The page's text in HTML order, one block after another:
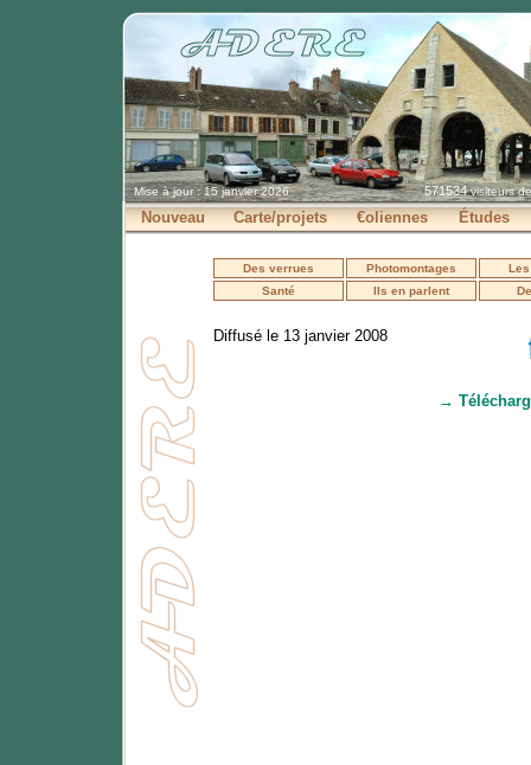
Mise à jour : 15 janvier 2026 571534visiteurs
Nouveau Carte/projets €oliennes Études
Des verrues Photomontages
Santé
Ils en parlent
Diffusé le 13 janvier 2008
→